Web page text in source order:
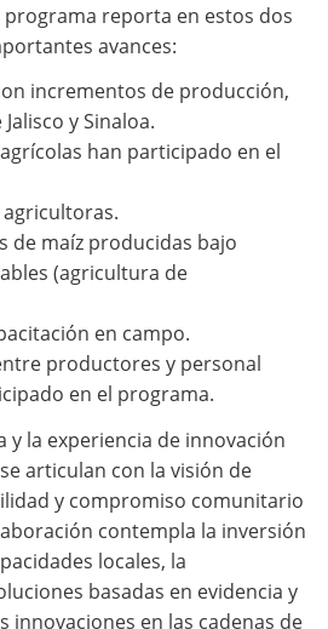
programa reporta en estos dos
avances:
incrementos de producción,
y Sinaloa.
han participado en el
de maíz producidas bajo
(agricultura de
en campo.
productores y personal
en el programa.
y la experiencia de innovación
articulan con la visión de
y compromiso comunitario
contempla la inversión
locales, la
basadas en evidencia y
innovaciones en las cadenas de